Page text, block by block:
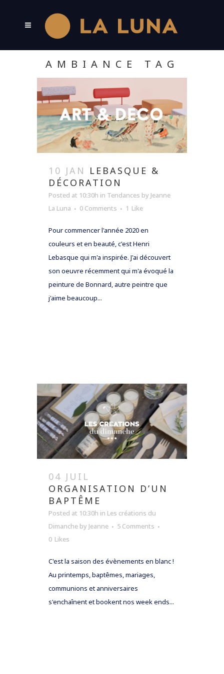
AMBIANCE TAG
10 JAN
LEBASQUE &
DÉCORATION
Posted at 10:30h in Tendances by Jeanne
La Luna
0 Comments 1 Like
Pour commencer l'année 2020 en
couleurs et en beauté, c'est Henri
Lebasque qui m'a inspirée. J'ai découvert
son oeuvre récemment qui m'a évoqué la
peinture de Bonnard, autre peintre que
j'aime beaucoup...
04 JUIL
ORGANISATION D’UN
BAPTÊME
Posted at 10:30h in Les créations du
Dimanche by Jeanne
5 Comments
0 Likes
C'est la saison des évènements en blanc !
Au printemps, baptêmes, mariages,
communions et anniversaires
s'enchaînent et bookent nos week ends...